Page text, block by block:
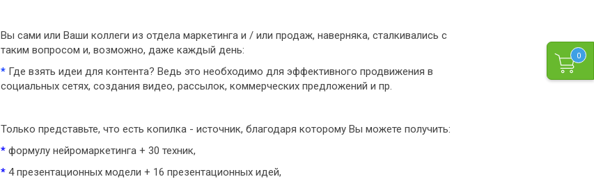
0
Вы сами или Ваши коллеги из отдела маркетинга и / или продаж, наверняка, сталкивались с
таким вопросом и, возможно, даже каждый день:
* Где взять идеи для контента? Ведь это необходимо для эффективного продвижения в
социальных сетях, создания видео, рассылок, коммерческих предложений и пр.
Только представьте, что есть копилка - источник, благодаря которому Вы можете получить:
* формулу нейромаркетинга + 30 техник,
* 4 презентационных модели + 16 презентационных идей,